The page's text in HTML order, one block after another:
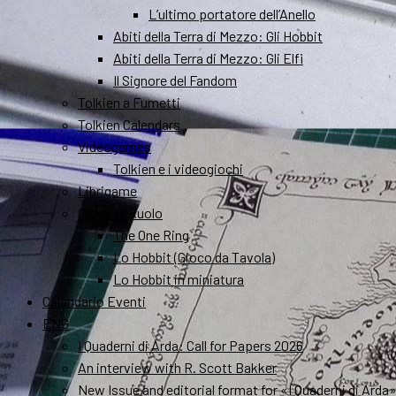
L’ultimo portatore dell’Anello
Abiti della Terra di Mezzo: Gli Hobbit
Abiti della Terra di Mezzo: Gli Elfi
Il Signore del Fandom
Tolkien a Fumetti
Tolkien Calendars
Videogames
Tolkien e i videogiochi
Librigame
Gioco di Ruolo
The One Ring
Lo Hobbit (Gioco da Tavola)
Lo Hobbit in miniatura
Calendario Eventi
ENG
I Quaderni di Arda: Call for Papers 2026
An interview with R. Scott Bakker
New Issue and editorial format for «I Quaderni di Arda»